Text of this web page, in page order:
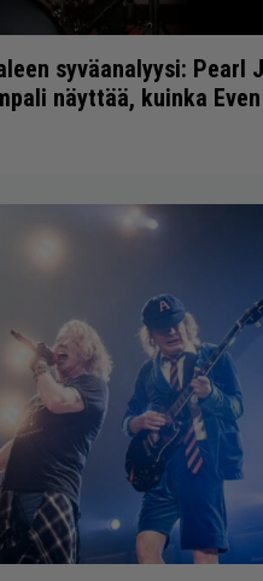
syväanalyysi: Pearl
näyttää, kuinka